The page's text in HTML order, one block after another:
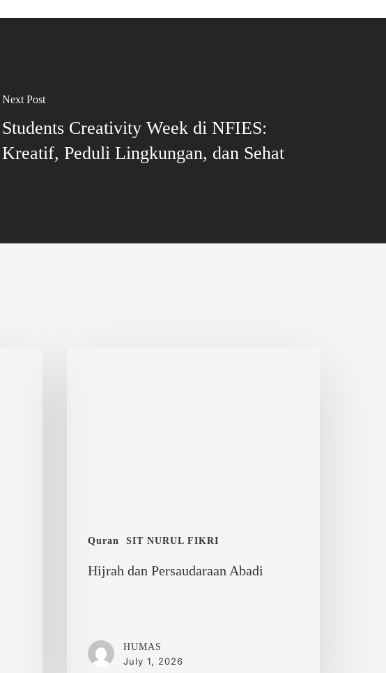
Next Post
Students Creativity Week di NFIES:
Kreatif, Peduli Lingkungan, dan Sehat
Quran SIT NURUL FIKRI
Hijrah dan Persaudaraan Abadi
HUMAS
July 1, 2026